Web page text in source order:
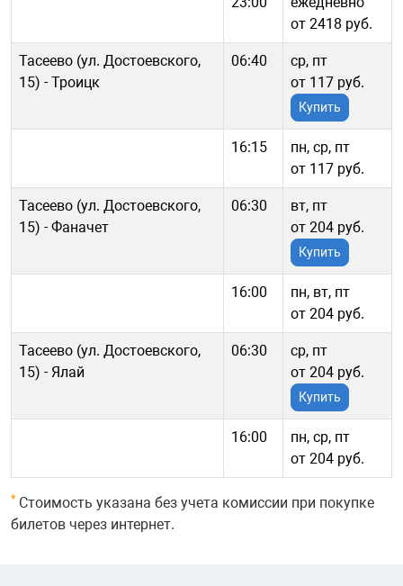
от 2418 руб.
Тасеево (ул. Достоевского,
15) - Троицк
06:40
ср, пт
от 117 руб.
Купить
16:15
пн, ср, пт
от 117 руб.
Тасеево (ул. Достоевского,
15) - Фаначет
06:30
вт, пт
от 204 руб.
Купить
16:00
пн, вт, пт
от 204 руб.
Тасеево (ул. Достоевского,
15) - Ялай
06:30
ср, пт
от 204 руб.
Купить
16:00
пн, ср, пт
от 204 руб.
*Стоимость указана без учета комиссии при покупке
билетов через интернет.